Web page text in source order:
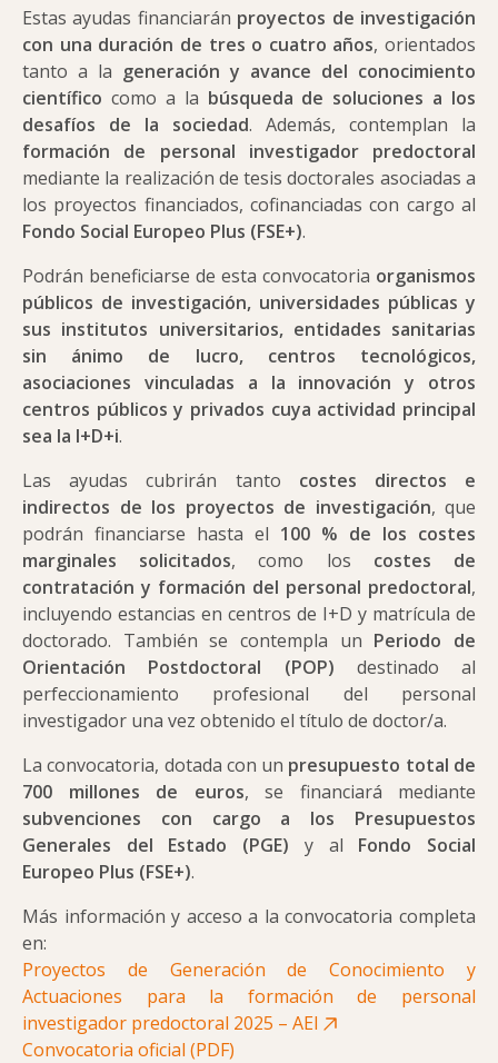
Estas ayudas financiarán proyectos de investigación
con una duración de tres o cuatro años, orientados
tanto a la generación y avance del conocimiento
científico como a la búsqueda de soluciones a los
desafíos de la sociedad. Además, contemplan la
formación de personal investigador predoctoral
mediante la realización de tesis doctorales asociadas a
los proyectos financiados, cofinanciadas con cargo al
Fondo Social Europeo Plus (FSE+).
Podrán beneficiarse de esta convocatoria organismos
públicos de investigación, universidades públicas y
sus institutos universitarios, entidades sanitarias
sin ánimo de lucro, centros tecnológicos,
asociaciones vinculadas a la innovación y otros
centros públicos y privados cuya actividad principal
sea la I+D+i.
Las ayudas cubrirán tanto costes directos e
indirectos de los proyectos de investigación, que
podrán financiarse hasta el 100 % de los costes
marginales solicitados, como los costes de
contratación y formación del personal predoctoral,
incluyendo estancias en centros de I+D y matrícula de
doctorado. También se contempla un Periodo de
Orientación Postdoctoral (POP) destinado al
perfeccionamiento profesional del personal
investigador una vez obtenido el título de doctor/a.
La convocatoria, dotada con un presupuesto total de
700 millones de euros, se financiará mediante
subvenciones con cargo a los Presupuestos
Generales del Estado (PGE) y al Fondo Social
Europeo Plus (FSE+).
Más información y acceso a la convocatoria completa
en:
Proyectos de Generación de Conocimiento y
Actuaciones para la formación de personal
investigador predoctoral 2025 – AEI
Convocatoria oficial (PDF)